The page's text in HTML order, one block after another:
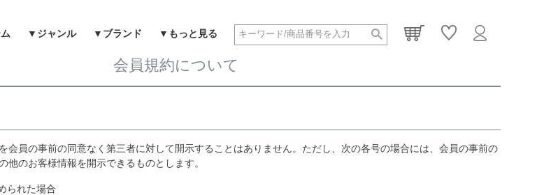
▼ジャンル ▼ブランド ▼もっと見る
検索
会員規約について
会員の事前の同意なく第三者に対して開示することはありません。ただし、次の各号の場合には、会員の事前の
他のお客様情報を開示できるものとします。
られた場合